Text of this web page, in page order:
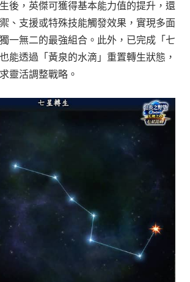
後，英傑可獲得基本能力值的提升，還
、支援或特殊技能觸發效果，實現多面
一無二的最強組合。此外，已完成「七
能透過「黃泉的水滴」重置轉生狀態，
靈活調整戰略。